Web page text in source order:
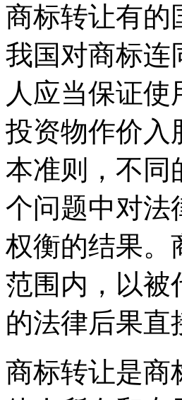
商标转让有的
我国对商标连
人应当保证
投资物作价入
本准则，不同
个问题中对法
权衡的结果。
范围内，以被
的法律后果直
商标转让是商